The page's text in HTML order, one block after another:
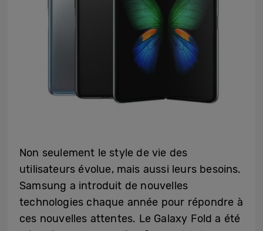
Non seulement le style de vie des
utilisateurs évolue, mais aussi leurs besoins.
Samsung a introduit de nouvelles
technologies chaque année pour répondre à
ces nouvelles attentes. Le Galaxy Fold a été